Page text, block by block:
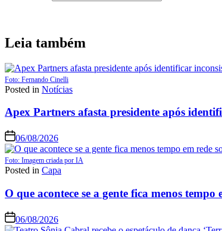
Leia também
Foto: Fernando Cinelli
Posted in Notícias
Apex Partners afasta presidente após
06/08/2026
Foto: Imagem criada por IA
Posted in Capa
O que acontece se a gente fica menos tempo
06/08/2026